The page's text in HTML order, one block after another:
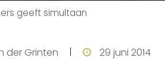
geeft simultaan
der Grinten 29 juni 2014